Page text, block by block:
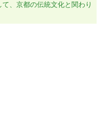
、京都の伝統文化と関わり